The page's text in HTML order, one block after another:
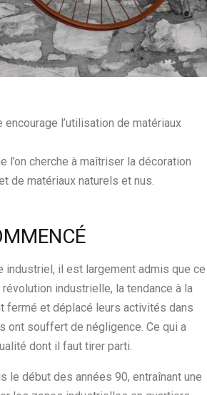
l’utilisation de matériaux
cherche à maîtriser la décoration
de matériaux naturels et nus.
industriel, il est largement admis que ce
industrielle, la tendance à la
fermé et déplacé leurs activités dans
ont souffert de négligence. Ce qui a
dont il faut tirer parti.
début des années 90, entraînant une